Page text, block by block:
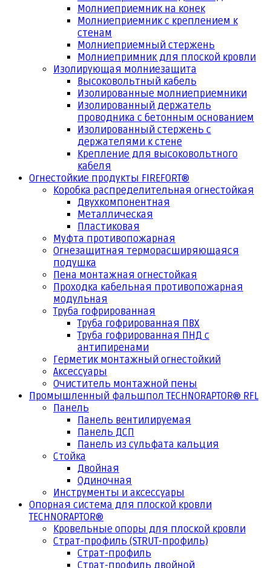
Молниеприемник на конек
Молниеприемник с креплением к
стенам
Молниеприемный стержень
Молниепримник для плоской кровли
Изолирующая молниезащита
Высоковольтный кабель
Изолированные молниеприемники
Изолированный держатель
проводника с бетонным основанием
Изолированный стержень с
держателями к стене
Крепление для высоковольтного
кабеля
Огнестойкие продукты FIREFORT®
Коробка распределительная огнестойкая
Двухкомпонентная
Металлическая
Пластиковая
Муфта противопожарная
Огнезащитная терморасширяющаяся
подушка
Пена монтажная огнестойкая
Проходка кабельная противопожарная
модульная
Труба гофрированная
Труба гофрированная ПВХ
Труба гофрированная ПНД с
антипиренами
Герметик монтажный огнестойкий
Аксессуары
Очиститель монтажной пены
Промышленный фальшпол TECHNORAPTOR® RFL
Панель
Панель вентилируемая
Панель ДСП
Панель из сульфата кальция
Стойка
Двойная
Одиночная
Инструменты и аксессуары
Опорная система для плоской кровли
TECHNORAPTOR®
Кровельные опоры для плоской кровли
Страт-профиль (STRUT-профиль)
Страт-профиль
Страт-профиль двойной